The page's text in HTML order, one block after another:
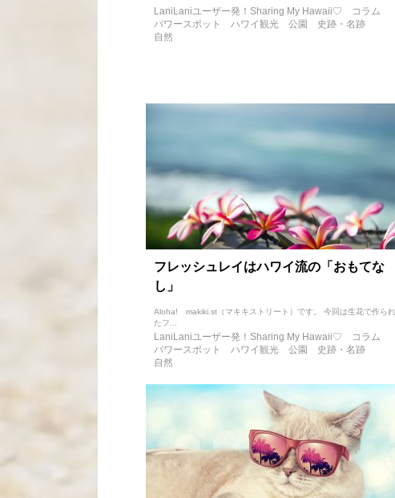
LaniLaniユーザー発！Sharing My Hawaii♡
コラム
パワースポット
ハワイ観光 公園
史跡・名跡
自然
フレッシュレイはハワイ流の「おもてな
し」
Aloha! makiki.st（マキキストリート）です。 今回は生花で作られ
たフ...
LaniLaniユーザー発！Sharing My Hawaii♡
コラム
パワースポット
ハワイ観光 公園
史跡・名跡
自然